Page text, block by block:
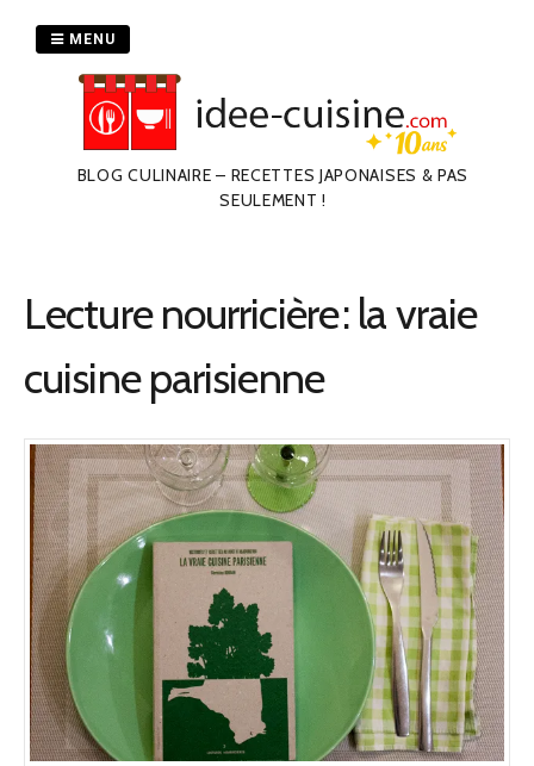
BLOG CULINAIRE – RECETTES JAPONAISES & PAS
SEULEMENT !
MENU
Lecture nourricière : la vraie
cuisine parisienne